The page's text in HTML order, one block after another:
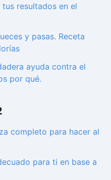
resultados en el
y pasas. Receta
ayuda contra el
por qué.
completo para hacer al
para ti en base a